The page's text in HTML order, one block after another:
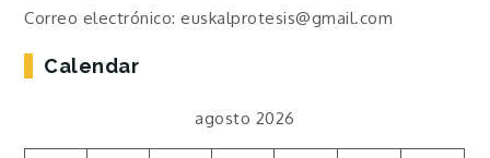
Correo electrónico: euskalprotesis@gmail.com
Calendar
agosto 2026